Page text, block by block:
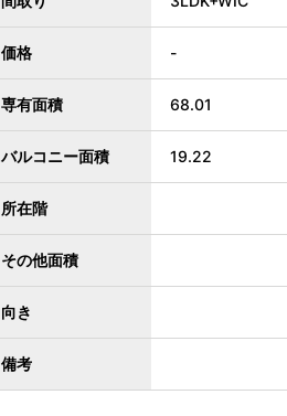
価格 -
専有面積 68.01
バルコニー面積 19.22
所在階
その他面積
向き
備考